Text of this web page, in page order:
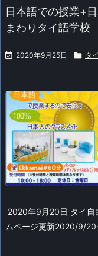
日本語での授業+
まわりタイ語学校
 2020年9月25日  タ
2020年9月20日 タイ自
ムページ更新2020/9/